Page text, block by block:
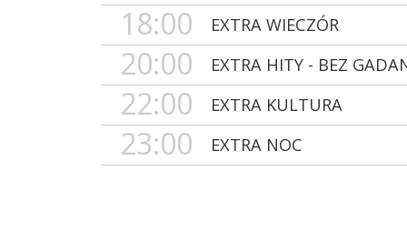
18:00
EXTRA WIECZÓR
20:00 EXTRA HITY - BEZ
22:00 EXTRA KULTURA
23:00 EXTRA NOC